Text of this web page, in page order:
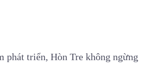
phát triển, Hòn Tre không ngừng